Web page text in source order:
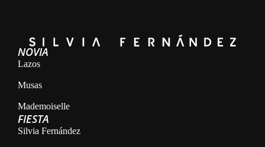
NOVIA
Lazos
Musas
Mademoiselle
FIESTA
Silvia Fernández